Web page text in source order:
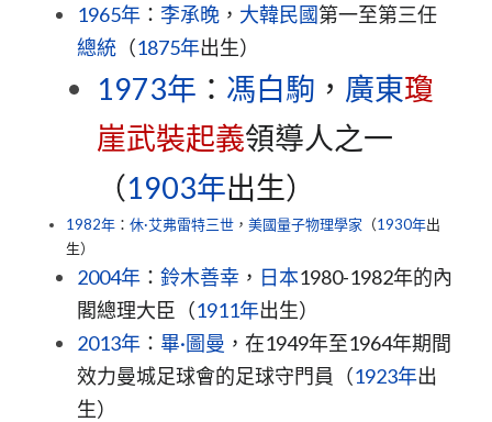
1965年 ： 李承晚 ， 大韓民國第一至第三任
總統 （1875年出生）
1973年 ： 馮白駒 ， 廣東瓊
崖武裝起義領導人之一
（1903年出生）
1982年 ： 休·艾弗雷特三世 ， 美國量子物理學家 （1930年出
生）
2004年 ： 鈴木善幸 ， 日本1980-1982年的內
閣總理大臣（1911年出生）
2013年 ： 畢·圖曼 ，在1949年至1964年期間
效力曼城足球會的足球守門員（1923年出
生）